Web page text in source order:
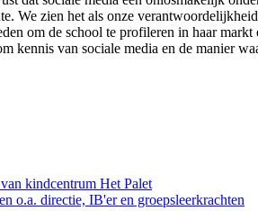
We zien het als onze
om de school te profileren in haar
kennis van sociale media en de manier
kindcentrum Het Palet
o.a. directie, IB'er en groepsleerkrachten